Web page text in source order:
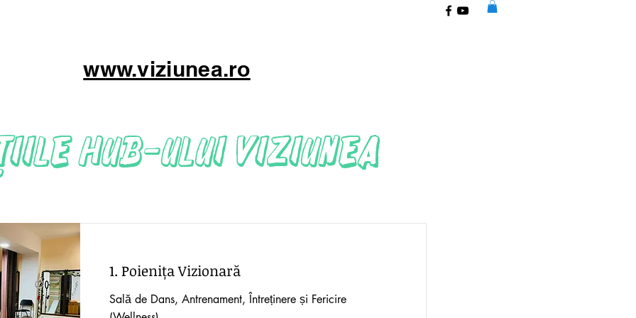
www.viziunea.ro
HUB-ului VIZIUNEA
1. Poienița Vizionară
Sală de Dans, Antrenament, Întreținere și Fericire